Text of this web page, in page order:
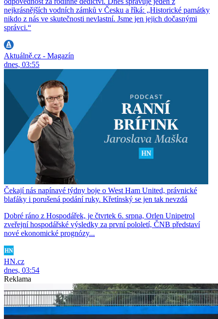
nejkrásnějších vodních zámků v Česku a říká: „Historické památky
nikdo z nás ve skutečnosti nevlastní. Jsme jen jejich dočasnými
správci.“
Aktuálně.cz - Magazín
dnes, 03:55
Čekají nás napínavé týdny boje o West Ham United, právnické
blafáky i porušená podání ruky. Křetínský se jen tak nevzdá
Dobré ráno z Hospodářek, je čtvrtek 6. srpna, Orlen Unipetrol
zveřejní hospodářské výsledky za první pololetí, ČNB představí
nové ekonomické prognózy...
HN.cz
dnes, 03:54
Reklama